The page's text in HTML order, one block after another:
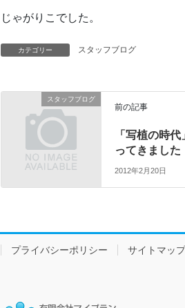
じゃがりこでした。
カテゴリー スタッフブログ
スタッフブログ
前の記事
「写植の時
ってきました
2012年2月20日
プライバシーポリシー サイトマップ